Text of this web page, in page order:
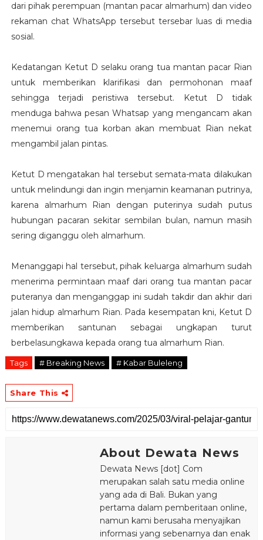
dari pihak perempuan (mantan pacar almarhum) dan video
rekaman chat WhatsApp tersebut tersebar luas di media
sosial.
Kedatangan Ketut D selaku orang tua mantan pacar Rian
untuk memberikan klarifikasi dan permohonan maaf
sehingga terjadi peristiwa tersebut. Ketut D tidak
menduga bahwa pesan Whatsap yang mengancam akan
menemui orang tua korban akan membuat Rian nekat
mengambil jalan pintas.
Ketut D mengatakan hal tersebut semata-mata dilakukan
untuk melindungi dan ingin menjamin keamanan putrinya,
karena almarhum Rian dengan puterinya sudah putus
hubungan pacaran sekitar sembilan bulan, namun masih
sering diganggu oleh almarhum.
Menanggapi hal tersebut, pihak keluarga almarhum sudah
menerima permintaan maaf dari orang tua mantan pacar
puteranya dan menganggap ini sudah takdir dan akhir dari
jalan hidup almarhum Rian. Pada kesempatan kni, Ketut D
memberikan santunan sebagai ungkapan turut
berbelasungkawa kepada orang tua almarhum Rian.
Tags # Breaking News # Kabar Buleleng
Share This
About Dewata News
Dewata News [dot] Com
merupakan salah satu media online
yang ada di Bali. Bukan yang
pertama dalam pemberitaan online,
namun kami berusaha menyajikan
informasi yang sebenarnya dan enak